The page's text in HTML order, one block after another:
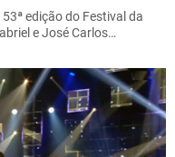
edição do Festival da
e José Carlos…